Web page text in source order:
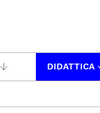
DIDATTICA